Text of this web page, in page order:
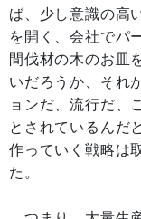
ば、少し意識の高
を開く、会社でパ
間伐材の木のお皿
いだろうか、それ
ョンだ、流行だ、
とされているんだ
作っていく戦略は
た。